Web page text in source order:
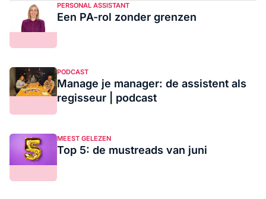
PERSONAL ASSISTANT
Een PA-rol zonder grenzen
PODCAST
Manage je manager: de assistent als
regisseur | podcast
MEEST GELEZEN
Top 5: de mustreads van juni